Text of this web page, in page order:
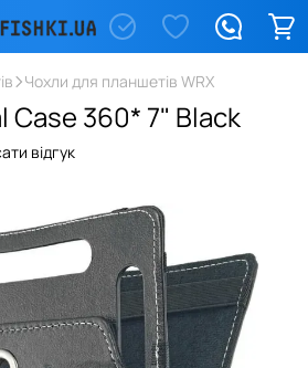
Чохли для планшетів WRX
Case 360* 7" Black
відгук